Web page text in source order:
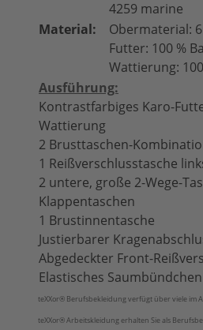
4259 marine
Material:
Obermaterial:
Futter: 100 %
Wattierung:
Ausführung:
Kontrastfarbiges Karo-
Wattierung
2 Brusttaschen-
1 Reißverschlusstasche
2 untere, große 2-Wege-
Klappentaschen
1 Brust­innentasche
Justierbarer
Abgedeckter Front-
Elastisches Saumbündchen
teXXor® Berufsbekleidung verfügt über viele im
teXXor®Arbeitskleidung erhalten Sie als